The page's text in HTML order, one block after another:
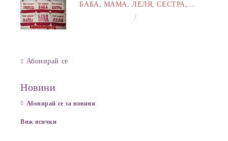
БАБА, МАМА, ЛЕЛЯ, СЕСТРА,
Абонирай се
Новини
Абонирай се за новини
Виж всички